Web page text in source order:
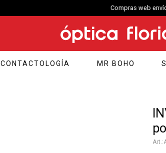
Compras web envío a Montevideo: Por Distrilogic
CONTACTOLOGÍA MR BOHO